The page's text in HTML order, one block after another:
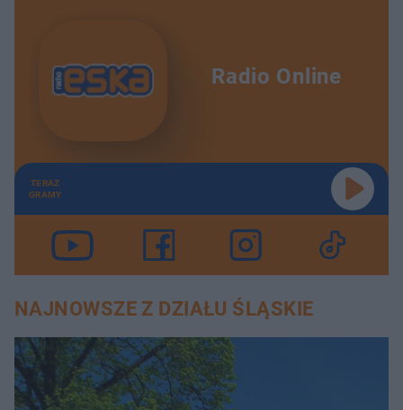
Radio Online
TERAZ
GRAMY
NAJNOWSZE Z DZIAŁU ŚLĄSKIE